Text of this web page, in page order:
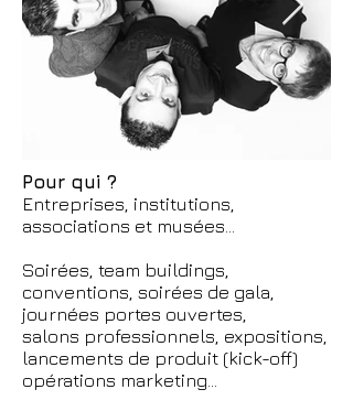
Pour qui ?
Entreprises, institutions,
associations et musées...
Soirées, team buildings,
conventions, soirées de gala,
journées portes ouvertes,
salons professionnels, expositions,
lancements de produit (kick-off)
opérations marketing...